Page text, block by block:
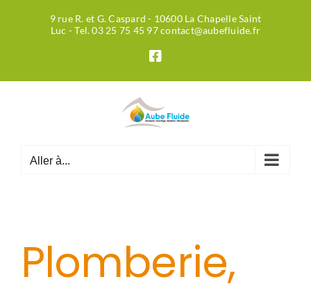
9 rue R. et G. Caspard - 10600 La Chapelle Saint
Luc - Tel. 03 25 75 45 97 contact@aubefluide.fr
Facebook
Aller à...
Plomberie,